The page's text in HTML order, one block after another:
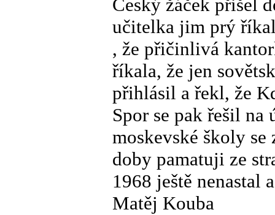
Český žáček přišel
učitelka jim prý
, že přičinlivá
říkala, že jen
přihlásil a řekl, že
Spor se pak řešil
moskevské školy
doby pamatuji ze
1968 ještě nenastal
Matěj Kouba